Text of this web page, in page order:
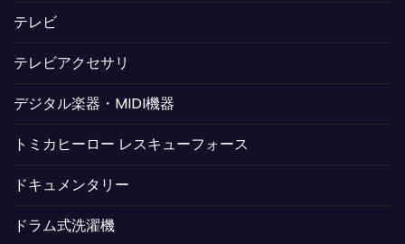
テレビ
テレビアクセサリ
デジタル楽器・MIDI機器
トミカヒーロー レスキューフォース
ドキュメンタリー
ドラム式洗濯機